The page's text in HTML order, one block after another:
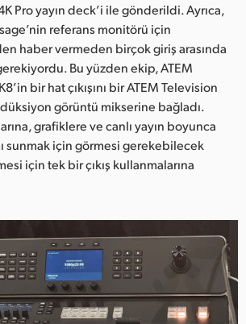
Pro yayın deck’i ile gönderildi. Ayrıca,
referans monitörü için
haber vermeden birçok giriş arasında
Bu yüzden ekip, ATEM
bir hat çıkışını bir ATEM Television
görüntü mikserine bağladı.
grafiklere ve canlı yayın boyunca
sunmak için görmesi gerekebilecek
için tek bir çıkış kullanmalarına